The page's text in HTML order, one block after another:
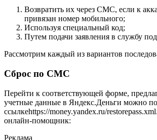
Возвратить их через СМС, если к
привязан номер мобильного;
Используя специальный код;
Путем подачи заявления в службу
Рассмотрим каждый из вариантов
Сброс по СМС
Перейти к соответствующей форме,
учетные данные в Яндекс.Деньги можно по
ссылкеhttps://money.yandex.ru/
онлайн-помощник:
Реклама